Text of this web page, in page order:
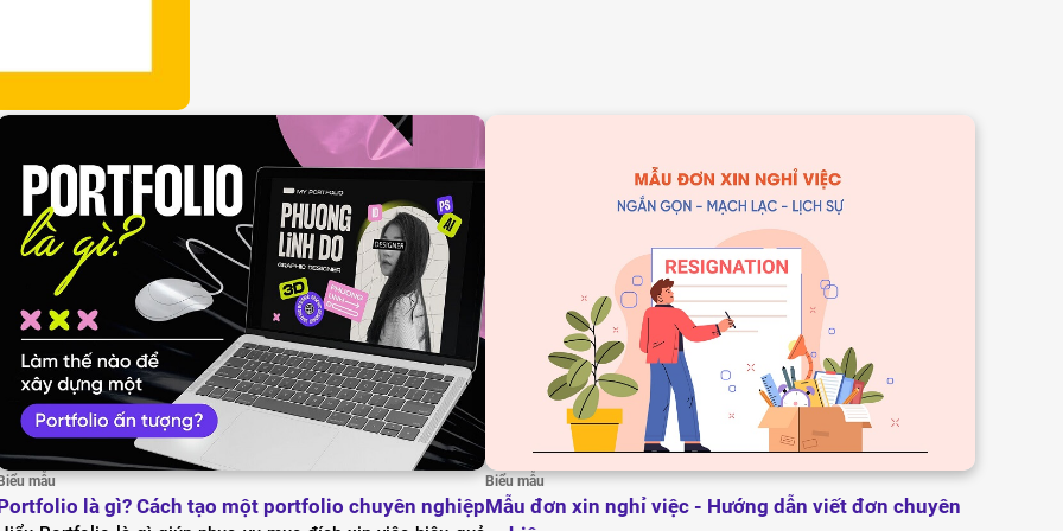
mẫu
là gì? Cách tạo một portfolio chuyên nghiệp
Biểu mẫu
Mẫu đơn xin nghỉ việc - Hướng dẫn viết đơn chuyên